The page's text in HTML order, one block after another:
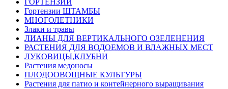
ГОРТЕНЗИИ
Гортензии ШТАМБЫ
МНОГОЛЕТНИКИ
Злаки и травы
ЛИАНЫ ДЛЯ ВЕРТИКАЛЬНОГО ОЗЕЛЕНЕНИЯ
РАСТЕНИЯ ДЛЯ ВОДОЕМОВ И ВЛАЖНЫХ МЕСТ
ЛУКОВИЦЫ,КЛУБНИ
Растения медоносы
ПЛОДООВОЩНЫЕ КУЛЬТУРЫ
Растения для патио и контейнерного выращивания